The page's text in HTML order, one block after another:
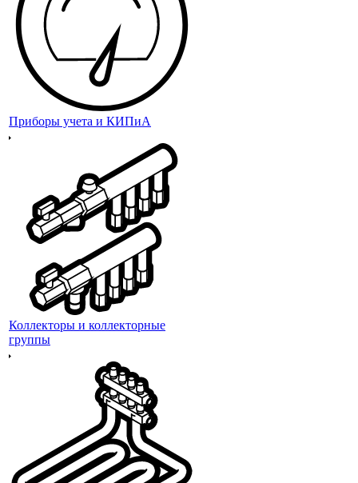
Приборы учета и КИПиА
Коллекторы и коллекторные
группы